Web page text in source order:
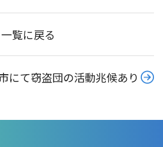
一覧に戻る
にて窃盗団の活動兆候あり